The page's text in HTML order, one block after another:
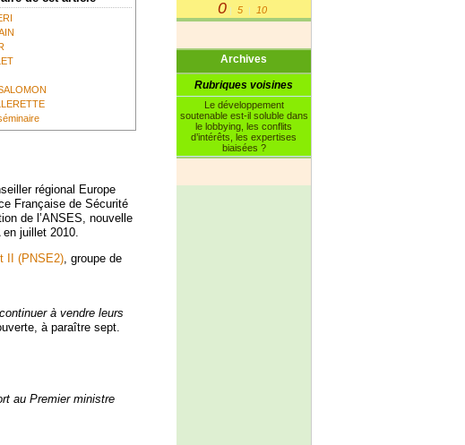
0 | 5 | 10
Archives
Rubriques voisines
Le développement
soutenable est-il soluble dans
le lobbying, les conflits
d’intérêts, les expertises
biaisées ?
régional Europe
Française de Sécurité
de l’ANSES, nouvelle
juillet 2010.
II (PNSE2) , groupe de
à vendre leurs
à paraître sept.
au Premier ministre